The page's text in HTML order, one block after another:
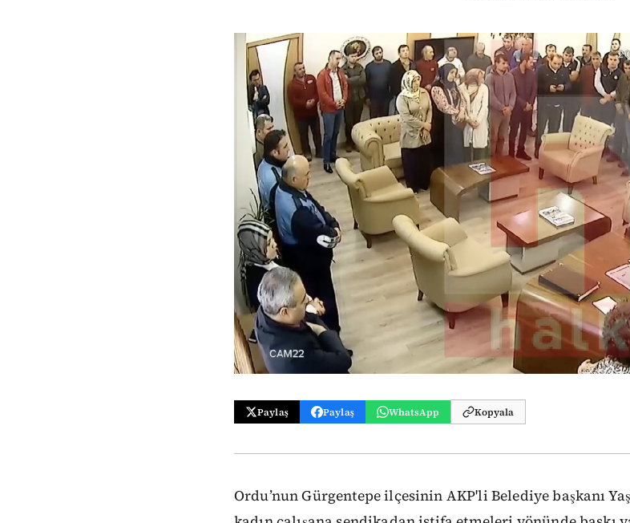
Paylaş Paylaş WhatsApp Kopyala
Ordu’nun Gürgentepe ilçesinin AKP'li Belediye başkanı